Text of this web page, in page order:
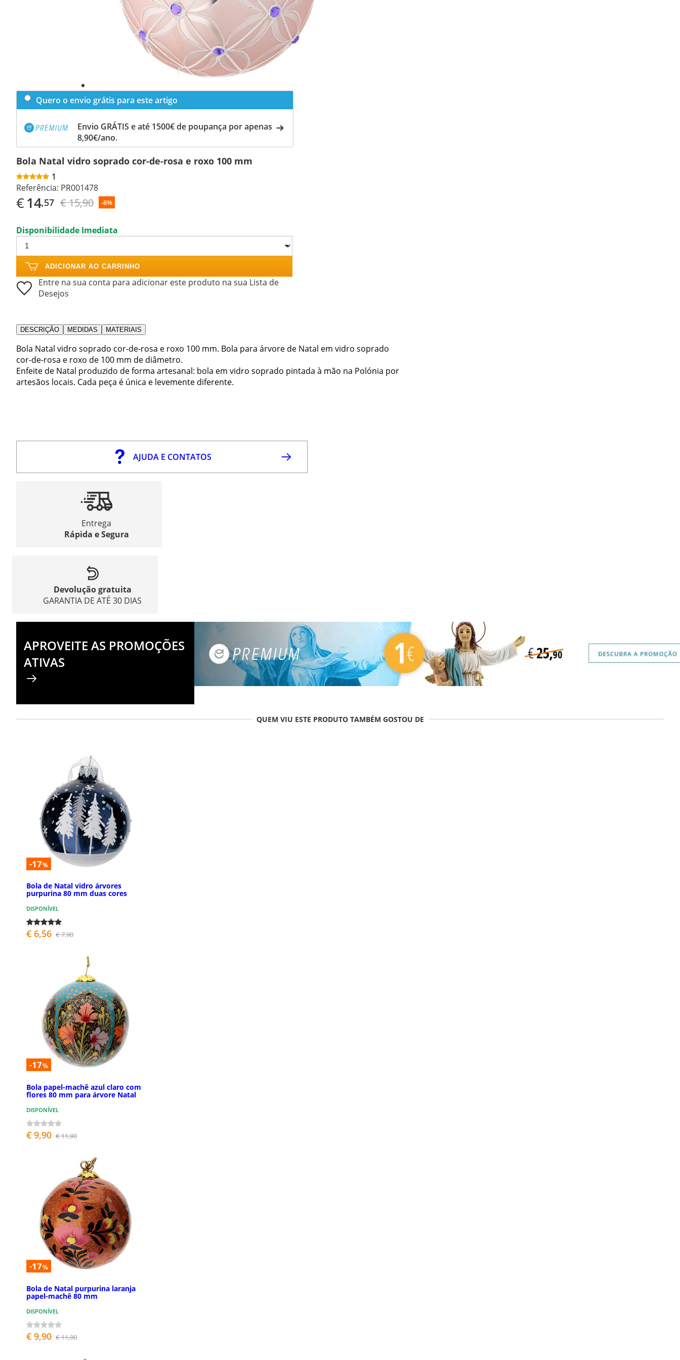
Quero o envio grátis para este artigo
Envio GRÁTIS e até 1500€ de poupança por apenas
8,90€/ano.
Bola Natal vidro soprado cor-de-rosa e roxo 100 mm
1
Referência: PR001478
€14,57 € 15,90 -8%
Disponibilidade Imediata
ADICIONAR AO CARRINHO
Entre na sua conta para adicionar este produto na sua Lista de
Desejos
DESCRIÇÃO MEDIDAS MATERIAIS
Bola Natal vidro soprado cor-de-rosa e roxo 100 mm. Bola para árvore de Natal em vidro soprado
cor-de-rosa e roxo de 100 mm de diâmetro.
Enfeite de Natal produzido de forma artesanal: bola em vidro soprado pintada à mão na Polónia por
artesãos locais. Cada peça é única e levemente diferente.
AJUDA E CONTATOS
Entrega
Rápida e Segura
Devolução gratuita
GARANTIA DE ATÉ 30 DIAS
APROVEITE AS PROMOÇÕES
ATIVAS
QUEM VIU ESTE PRODUTO TAMBÉM GOSTOU DE
-17%
Bola de Natal vidro árvores
purpurina 80 mm duas cores
DISPONÍVEL
€ 6,56 € 7,90
-17%
Bola papel-machê azul claro com
flores 80 mm para árvore Natal
DISPONÍVEL
€ 9,90 € 11,90
-17%
Bola de Natal purpurina laranja
papel-machê 80 mm
DISPONÍVEL
€ 9,90 € 11,90